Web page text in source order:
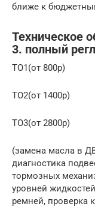
ближе к
Техническое
3. полный
ТО1(от 800р)
ТО2(от 1400р)
ТО3(от 2800р)
(замена масла в
диагностика
тормозных
уровней
ремней, проверка